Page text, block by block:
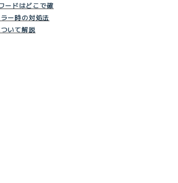
ードはどこで確
ー時の対処法
いて解説